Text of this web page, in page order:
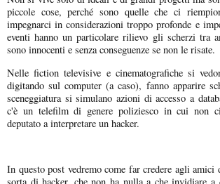
piccole cose, perché sono quelle che ci
impegnarci in considerazioni troppo profonde e
eventi hanno un particolare rilievo gli scherzi tra
sono innocenti e senza conseguenze se non le risate.
Nelle fiction televisive e cinematografiche si
digitando sul computer (a caso), fanno apparire
sceneggiatura si simulano azioni di accesso a
c'è un telefilm di genere poliziesco in cui non
deputato a interpretare un hacker.
In questo post vedremo come far credere agli amici
sorta di hacker, che non ha nulla a che invidiare